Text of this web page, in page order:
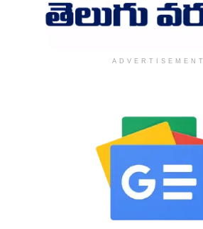
ADVERTISEMENT